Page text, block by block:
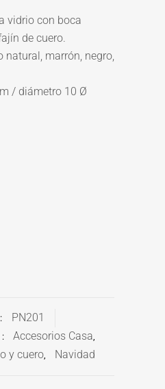
vidrio con boca
de cuero.
natural, marrón, negro,
/ diámetro 10 Ø
PN201
Accesorios Casa,
y cuero, Navidad